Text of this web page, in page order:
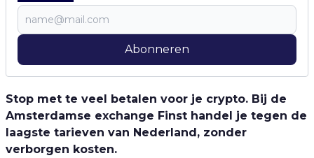
Abonneren
Stop met te veel betalen voor je crypto. Bij de
Amsterdamse exchange Finst handel je tegen de
laagste tarieven van Nederland, zonder
verborgen kosten.